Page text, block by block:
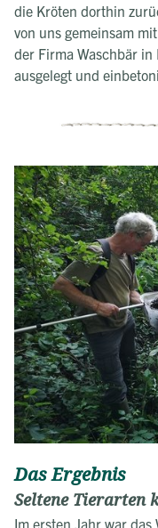
die Kröten dorthin
von uns gemeinsam
der Firma Waschbär
ausgelegt und
Das Ergebnis
Seltene Tierarten
Im ersten Jahr war